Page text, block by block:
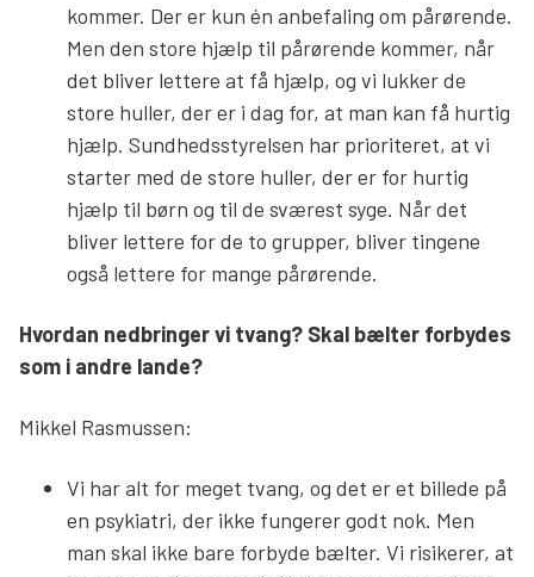
kommer. Der er kun én anbefaling om pårørende.
Men den store hjælp til pårørende kommer, når
det bliver lettere at få hjælp, og vi lukker de
store huller, der er i dag for, at man kan få hurtig
hjælp. Sundhedsstyrelsen har prioriteret, at vi
starter med de store huller, der er for hurtig
hjælp til børn og til de sværest syge. Når det
bliver lettere for de to grupper, bliver tingene
også lettere for mange pårørende.
Hvordan nedbringer vi tvang? Skal bælter forbydes
som i andre lande?
Mikkel Rasmussen:
Vi har alt for meget tvang, og det er et billede på
en psykiatri, der ikke fungerer godt nok. Men
man skal ikke bare forbyde bælter. Vi risikerer, at